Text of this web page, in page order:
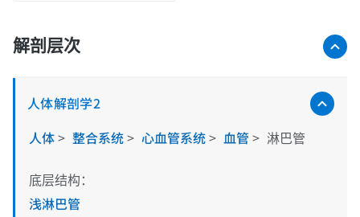
解剖层次
人体解剖学2
人体> 整合系统> 心血管系统> 血管> 淋巴管
底层结构：
浅淋巴管